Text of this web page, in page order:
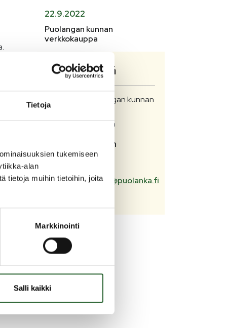
Tietoja
tukemiseen
alan
tietoja muihin tietoihin, joita
Markkinointi
Salli kaikki
22.9.2022
Puolangan kunnan
verkkokauppa
Ota yhteyttä
Lisätietoja Puolangan kunnan
elinkeinopäälliköltä
Kanniainen
Elinkeinopäällikkö
heikki.kanniainen@puolanka.fi